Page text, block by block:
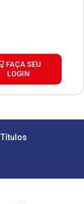
FAÇA SEU
LOGIN
Títulos